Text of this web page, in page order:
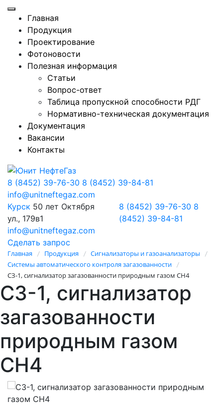
Главная
Продукция
Проектирование
Фотоновости
Полезная информация
Статьи
Вопрос-ответ
Таблица пропускной способности РДГ
Нормативно-техническая документация
Документация
Вакансии
Контакты
8 (8452) 39-76-30 8 (8452) 39-84-81
info@unitneftegaz.com
Курск 50 лет Октября
ул., 179в1
info@unitneftegaz.com
8 (8452) 39-76-30 8
(8452) 39-84-81
Сделать запрос
Главная / Продукция / Сигнализаторы и газоанализаторы /
Системы автоматического контроля загазованности /
СЗ-1, сигнализатор загазованности природным газом CH4
СЗ-1, сигнализатор
загазованности
природным газом
CH4